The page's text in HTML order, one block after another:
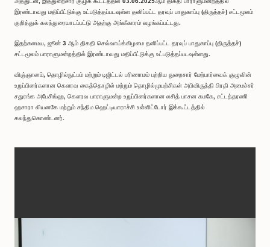
இரண்டாவது மதிப்பீட்டுக்கு உட்படுத்தப்படவுள்ள தனிப்பட்ட தரவுப் பாதுகாப்பு (திருத்தச்) சட்டமூலம்
குறித்துக் கலந்துரையாடப்பட்டு அதற்கு அங்கீகாரம் வழங்கப்பட்டது.
இதற்கமைய, ஜூன் 3 ஆம் திகதி செவ்வாய்க்கிழமை தனிப்பட்ட தரவுப் பாதுகாப்பு (திருத்தச்)
சட்டமூலம் பாராளுமன்றத்தில் இரண்டாவது மதிப்பீட்டுக்கு உட்படுத்தப்படவுள்ளது.
விஞ்ஞானம், தொழில்நுட்பம் மற்றும் டிஜிட்டல் பரிணாமம் பற்றிய துறைசார் மேற்பார்வைக் குழுவின்
உறுப்பினர்களான கௌரவ கைத்தொழில் மற்றும் தொழில்முயற்சிகள் அபிவிருத்தி பிரதி அமைச்சர்
சதுரங்க அபேசிங்ஹ, கௌரவ பாராளுமன்ற உறுப்பினர்களான லசித் பாசன கமகே, சட்டத்தரணி
ஹசாரா லியனகே மற்றும் சந்திம ஹெட்டியாராச்சி உள்ளிட்டோர் இக்கூட்டத்தில்
கலந்துகொண்டனர்.